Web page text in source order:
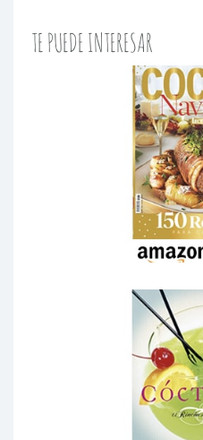
TE PUEDE INTERESAR